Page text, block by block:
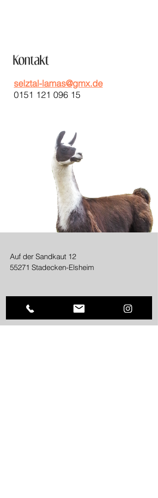
selztal-lamas@gmx.de
0151 121 096 15
Auf der Sandkaut 12
55271 Stadecken-Elsheim